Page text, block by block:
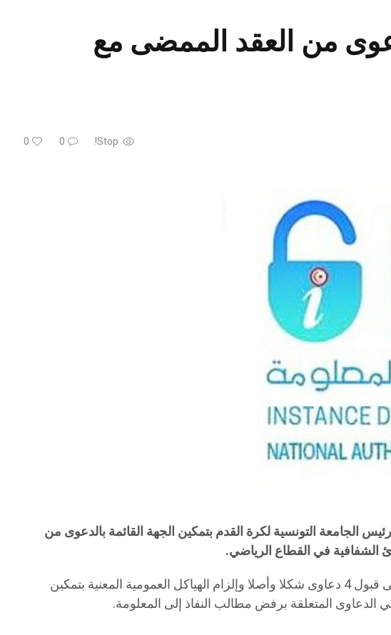
من العقد الممضى مع
Stop!
0
0
13 جويلية 2018، عن إصدار قرار يقضي بإلزام رئيس الجامعة التونسية لكرة القدم بتمكين الجهة القائمة بالدعوى من
الشفافية في القطاع الرياضي.
وأضافت الهيئة أنها أصدرت 7 قرارات جديدة تتعلق بشكاوى حول رفض مطالب النفاذ إلى المعلومة مشيرة إلى قبول 4 دعاوى شكلا وأصلا وإلزام الهياكل العمومية المعنية بتمكين